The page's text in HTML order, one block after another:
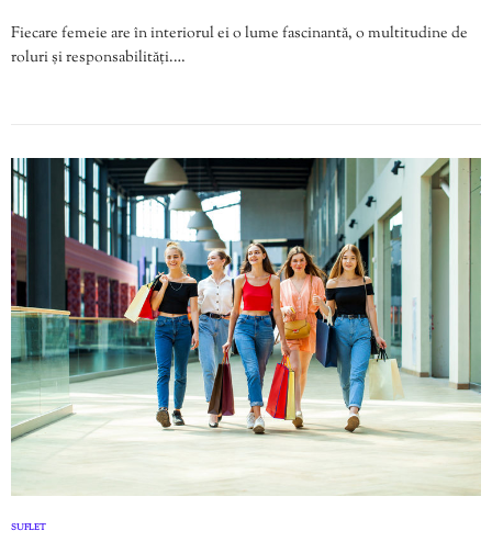
Fiecare femeie are în interiorul ei o lume fascinantă, o multitudine de
roluri și responsabilități.…
SUFLET